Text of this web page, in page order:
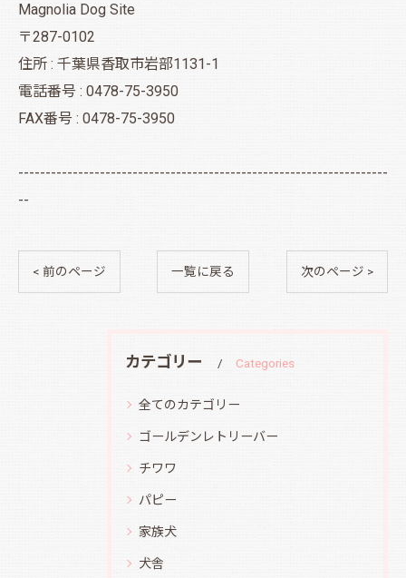
Magnolia Dog Site
〒287-0102
住所 : 千葉県香取市岩部1131-1
電話番号 : 0478-75-3950
FAX番号 : 0478-75-3950
--------------------------------------------------------------------
--
< 前のページ 一覧に戻る 次のページ >
カテゴリー Categories
全てのカテゴリー
ゴールデンレトリーバー
チワワ
パピー
家族犬
犬舎